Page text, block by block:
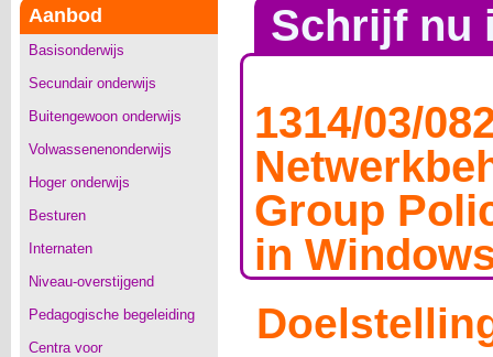
Aanbod
Basisonderwijs
Secundair onderwijs
Buitengewoon onderwijs
Volwassenenonderwijs
Hoger onderwijs
Besturen
Internaten
Niveau-overstijgend
Pedagogische begeleiding
Centra voor
Schrijf nu
1314/03/
Group
in